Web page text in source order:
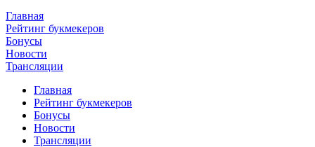
Главная
Рейтинг букмекеров
Бонусы
Новости
Трансляции
Главная
Рейтинг букмекеров
Бонусы
Новости
Трансляции